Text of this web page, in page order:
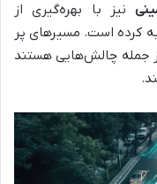
نیز با بهره‌گیری از
کرده است. مسیرهای پر
جمله چالش‌هایی هستند